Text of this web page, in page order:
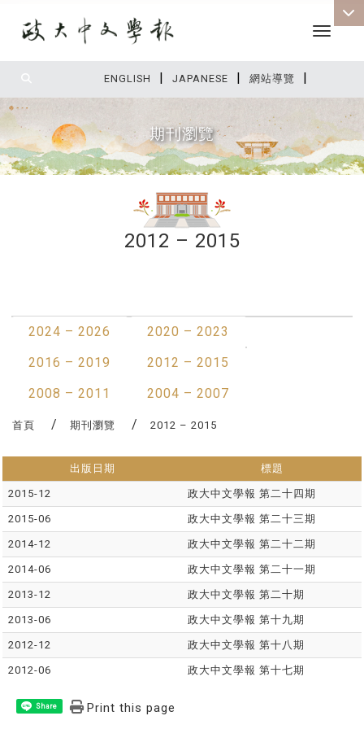
ENGLISH | JAPANESE | 網站導覽 |
Toggle
期刊瀏覽
2012 – 2015
2024 – 2026
2020 – 2023
2016 – 2019
2012 – 2015
2008 – 2011
2004 – 2007
首頁 期刊瀏覽 2012 – 2015
出版日期 標題
2015-12 政大中文學報 第二十四期
2015-06 政大中文學報 第二十三期
2014-12 政大中文學報 第二十二期
2014-06 政大中文學報 第二十一期
2013-12 政大中文學報 第二十期
2013-06 政大中文學報 第十九期
2012-12 政大中文學報 第十八期
2012-06 政大中文學報 第十七期
Share Print this page